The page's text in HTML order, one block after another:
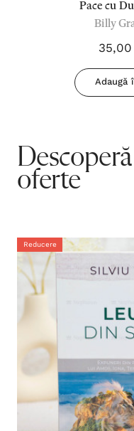
Pace cu
Billy
Adaugă
oferte
Reducere